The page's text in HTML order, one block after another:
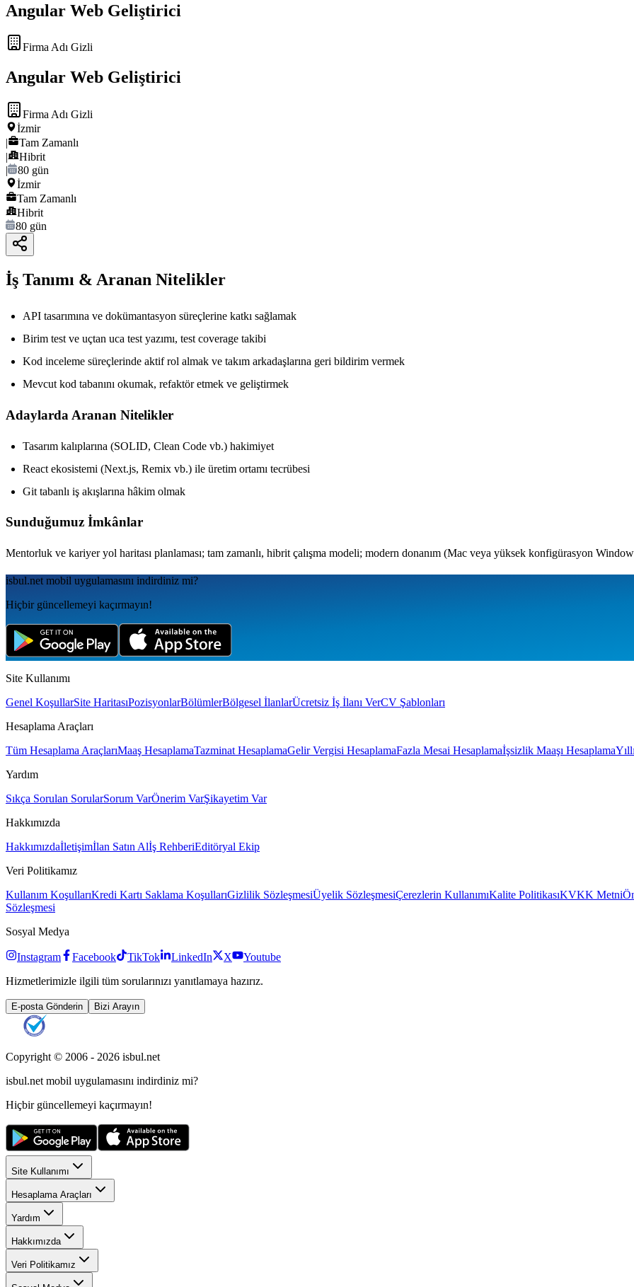
Angular Web Geliştirici
Firma Adı Gizli
Angular Web Geliştirici
Firma Adı Gizli
İzmir
|
Tam Zamanlı
|
Hibrit
|
80 gün
İzmir
Tam Zamanlı
Hibrit
80 gün
İş Tanımı & Aranan Nitelikler
API tasarımına ve dokümantasyon süreçlerine katkı sağlamak
Birim test ve uçtan uca test yazımı, test coverage takibi
Kod inceleme süreçlerinde aktif rol almak ve takım arkadaşlarına geri bildirim vermek
Mevcut kod tabanını okumak, refaktör etmek ve geliştirmek
Adaylarda Aranan Nitelikler
Tasarım kalıplarına (SOLID, Clean Code vb.) hakimiyet
React ekosistemi (Next.js, Remix vb.) ile üretim ortamı tecrübesi
Git tabanlı iş akışlarına hâkim olmak
Sunduğumuz İmkânlar
Mentorluk ve kariyer yol haritası planlaması; tam zamanlı, hibrit çalışma modeli; modern donanım (Mac veya yüksek konfigürasyon
isbul.net mobil uygulamаsını indirdiniz mi?
Hiçbir güncellemeyi kaçırmayın!
Site Kullanımı
Genel KoşullarSite HaritasıPozisyonlarBölümlerBölgesel İlanlarÜcretsiz İş İlanı VerCV Şablonları
Hesaplama Araçları
Tüm Hesaplama AraçlarıMaaş HesaplamaTazminat HesaplamaGelir Vergisi HesaplamaFazla Mesai Hesaplamaİşsizlik Maaşı Hesaplama
Yardım
Sıkça Sorulan SorularSorum VarÖnerim VarŞikayetim Var
Hakkımızda
Hakkımızdaİletişimİlan Satın Alİş RehberiEditöryal Ekip
Veri Politikamız
Kullanım KoşullarıKredi Kartı Saklama KoşullarıGizlilik SözleşmesiÜyelik SözleşmesiÇerezlerin KullanımıKalite PolitikasıKVKK Metni
Sözleşmesi
Sosyal Medya
Instagram Facebook TikTok LinkedIn X
Youtube
Hizmetlerimizle ilgili tüm sorularınızı yanıtlamaya hazırız.
E-posta Gönderin Bizi Arayın
Copyright © 2006 - 2026 isbul.net
isbul.net mobil uygulamasını indirdiniz mi?
Hiçbir güncellemeyi kaçırmayın!
Site Kullanımı
Hesaplama Araçları
Yardım
Hakkımızda
Veri Politikamız